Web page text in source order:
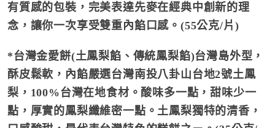
有質感的包裝，完美表達先麥在經典中創新的理
念，讓你一次享受雙重內餡口感。(55公克/片)
*台灣金愛餅(土鳳梨餡、傳統鳳梨餡)台灣島外型，
酥皮鬆軟，內餡嚴選台灣南投八卦山台地2號土鳳
梨，100%台灣在地食材。酸味多一點，甜味少一
點，厚實的鳳梨纖維密一點。土鳳梨獨特的清香，